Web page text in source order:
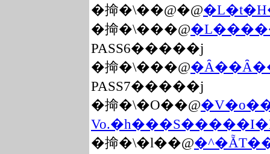
�掵�\��@�@
�掵�\���@
PASS6�����j
�掵�\���@
PASS7�����j
�掵�\�O��@
�掵�\�l��@